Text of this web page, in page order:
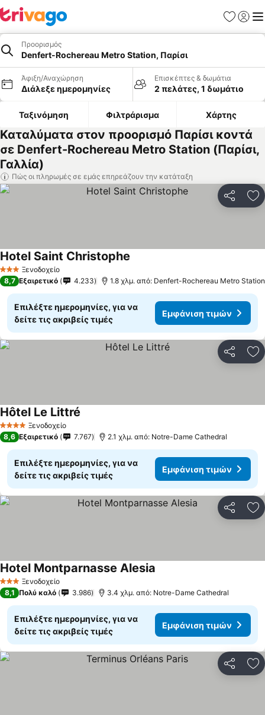
Προορισμός
Denfert-Rochereau Metro Station, Παρίσι
Άφιξη/Αναχώρηση
Διάλεξε ημερομηνίες
Επισκέπτες & δωμάτια
2 πελάτες, 1 δωμάτιο
Ταξινόμηση Φιλτράρισμα Χάρτης
Καταλύματα στον προορισμό Παρίσι κοντά
σε Denfert-Rochereau Metro Station (Παρίσι,
Γαλλία)
Πώς οι πληρωμές σε εμάς επηρεάζουν την κατάταξη
3 ΑστέριαΞενοδοχείο
Hotel Saint Christophe
8,7 Εξαιρετικό 4.233 1.8 χλμ. από: Denfert-Rochereau Metro Station
Επιλέξτε ημερομηνίες, για να
δείτε τις ακριβείς τιμές
Εμφάνιση τιμών
4 ΑστέριαΞενοδοχείο
Hôtel Le Littré
8,6 Εξαιρετικό 7.767 2.1 χλμ. από: Notre-Dame Cathedral
Επιλέξτε ημερομηνίες, για να
δείτε τις ακριβείς τιμές
Εμφάνιση τιμών
3 ΑστέριαΞενοδοχείο
Hotel Montparnasse Alesia
8,1 Πολύ καλό 3.986 3.4 χλμ. από: Notre-Dame Cathedral
Επιλέξτε ημερομηνίες, για να
δείτε τις ακριβείς τιμές
Εμφάνιση τιμών